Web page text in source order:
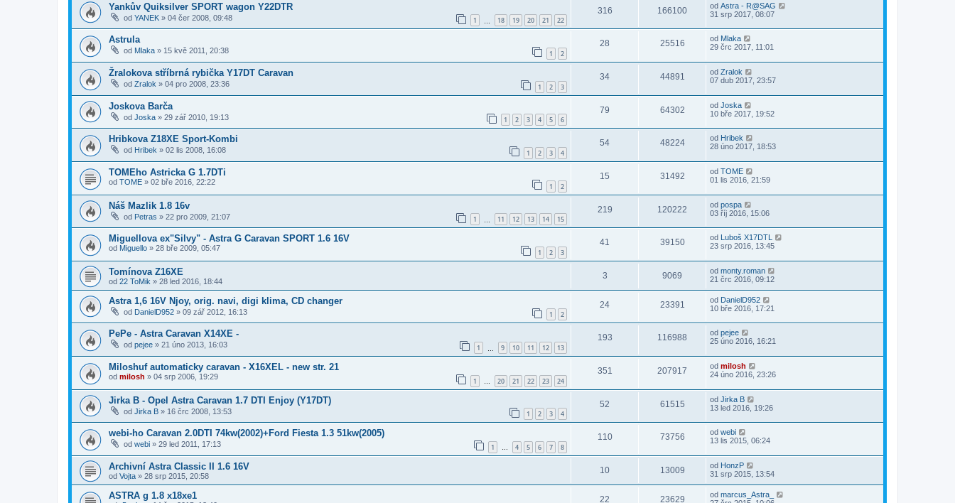
Yankův Quiksilver SPORT wagon Y22DTR
od YANEK » 04 čer 2008, 09:48 1 18 19 20 21 22
316 166100 od Astra - R@SAG
31 srp 2017, 08:07
Astrula
od Mlaka » 15 kvě 2011, 20:38 1 2
28 25516 od Mlaka
29 črc 2017, 11:01
Žralokova stříbrná rybička Y17DT Caravan
od Zralok » 04 pro 2008, 23:36 1 2 3
34 44891 od Zralok
07 dub 2017, 23:57
Joskova Barča
od Joska » 29 zář 2010, 19:13 1 2 3 4 5 6
79 64302 od Joska
10 bře 2017, 19:52
Hribkova Z18XE Sport-Kombi
od Hribek » 02 lis 2008, 16:08 1 2 3 4
54 48224 od Hribek
28 úno 2017, 18:53
TOMEho Astricka G 1.7DTi
od TOME » 02 bře 2016, 22:22 1 2
15 31492 od TOME
01 lis 2016, 21:59
Náš Mazlik 1.8 16v
od Petras » 22 pro 2009, 21:07 1 11 12 13 14 15
219 120222 od pospa
03 říj 2016, 15:06
Miguellova ex"Silvy" - Astra G Caravan SPORT 1.6 16V
od Miguello » 28 bře 2009, 05:47 1 2 3
41 39150 od Luboš X17DTL
23 srp 2016, 13:45
Tomínova Z16XE
od 22 ToMik » 28 led 2016, 18:44
3 9069 od monty.roman
21 črc 2016, 09:12
Astra 1,6 16V Njoy, orig. navi, digi klima, CD changer
od DanielD952 » 09 zář 2012, 16:13 1 2
24 23391 od DanielD952
10 bře 2016, 17:21
PePe - Astra Caravan X14XE -
od pejee » 21 úno 2013, 16:03 1 9 10 11 12 13
193 116988 od pejee
25 úno 2016, 16:21
Miloshuf automaticky caravan - X16XEL - new str. 21
od milosh » 04 srp 2006, 19:29 1 … 20 21 22 23 24
351 207917 od milosh
24 úno 2016, 23:26
Jirka B - Opel Astra Caravan 1.7 DTI Enjoy (Y17DT)
od Jirka B » 16 črc 2008, 13:53 1 2 3 4
52 61515 od Jirka B
13 led 2016, 19:26
webi-ho Caravan 2.0DTI 74kw(2002)+Ford Fiesta 1.3 51kw(2005)
od webi » 29 led 2011, 17:13 1 … 4 5 6 7 8
110 73756 od webi
13 lis 2015, 06:24
Archivní Astra Classic II 1.6 16V
od Vojta » 28 srp 2015, 20:58
10 13009 od HonzP
31 srp 2015, 13:54
ASTRA g 1.8 x18xe1 22 23629 od marcus_Astra_